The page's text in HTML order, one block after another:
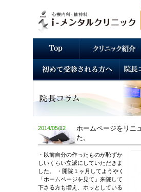
2014/05/12
ホームページをリニ
た。
・以前自分の作ったものが恥ずか
しいくらい立派にしていただきま
した。 ・開院１ヶ月してようやく
「ホームページを見て」来院して
下さる方も増え、ホッとしている